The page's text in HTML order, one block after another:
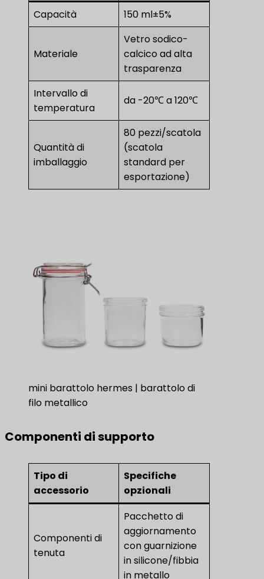
Capacità
150 ml±5%
Materiale
Vetro sodico-
calcico ad alta
trasparenza
Intervallo di
temperatura
da -20℃ a 120℃
Quantità di
imballaggio
80 pezzi/scatola
(scatola
standard per
esportazione)
mini barattolo hermes | barattolo di
filo metallico
Componenti di supporto
Tipo di
accessorio
Specifiche
opzionali
Componenti di
tenuta
Pacchetto di
aggiornamento
con guarnizione
in silicone/fibbia
in metallo